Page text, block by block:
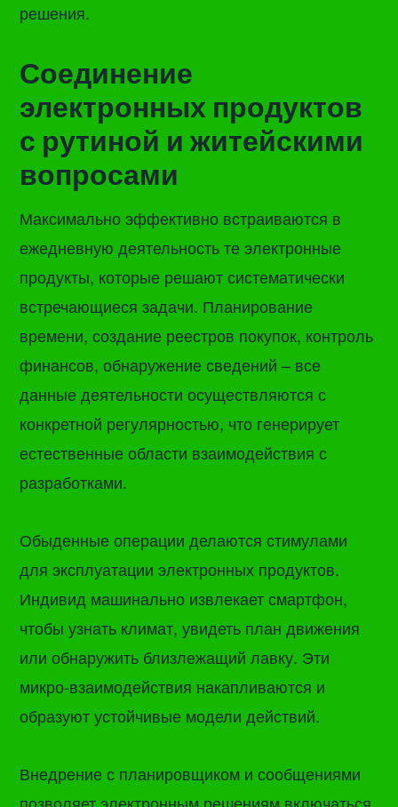
решения.
Соединение
электронных продуктов
с рутиной и житейскими
вопросами
Максимально эффективно встраиваются в
ежедневную деятельность те электронные
продукты, которые решают систематически
встречающиеся задачи. Планирование
времени, создание реестров покупок, контроль
финансов, обнаружение сведений – все
данные деятельности осуществляются с
конкретной регулярностью, что генерирует
естественные области взаимодействия с
разработками.
Обыденные операции делаются стимулами
для эксплуатации электронных продуктов.
Индивид машинально извлекает смартфон,
чтобы узнать климат, увидеть план движения
или обнаружить близлежащий лавку. Эти
микро-взаимодействия накапливаются и
образуют устойчивые модели действий.
Внедрение с планировщиком и сообщениями